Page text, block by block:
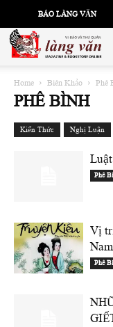
BÁO LÀNG VĂN
Home Biên Khảo Phê
PHÊ BÌNH
Kiến Thức Nghị Luận
Phê
Vị
Nam
Phê